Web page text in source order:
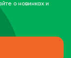
о новинках и